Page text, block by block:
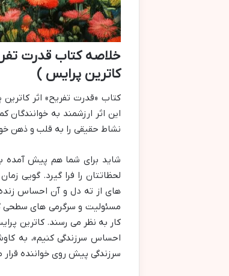
خلاصه کتاب قدرت
کاترین پرایس )
کتاب «قدرت تفریح» اثر
این اثر ارزشمند به
نشاط حقیقی را به قلب و ذهن
شاید برای شما هم پیش آمده
لحظاتتان را فرا گیرد. گویی
های از ته دل و آن احساس زنده
مسئولیت و سرگرمی های سطحی
کار به نظر می رسند. کاترین
احساس سرزندگی کنیم»، به
سرزندگی پیش روی خواننده